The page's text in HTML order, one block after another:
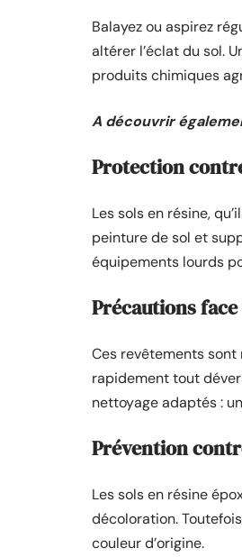
Balayez ou aspirez
altérer l’éclat du sol.
produits chimiques
A découvrir
Protection
Les sols en résine,
peinture de sol et
équipements lourds
Précautions
Ces revêtements
rapidement tout
nettoyage adaptés :
Prévention
Les sols en résine
décoloration.
couleur d’origine.